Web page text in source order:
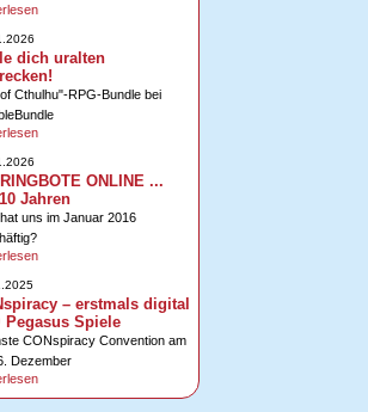
dich uralten
Cthulhu"-RPG-Bundle bei
ONLINE ...
Jahren
uns im Januar 2016
– erstmals digital
Pegasus Spiele
CONspiracy Convention am
Dezember